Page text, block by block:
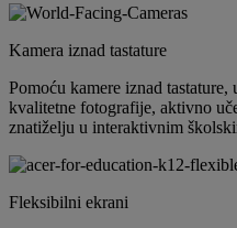
Kamera iznad tastature
Pomoću kamere iznad
kvalitetne fotografije, aktivno
znatiželju u interaktivnim
Fleksibilni ekrani